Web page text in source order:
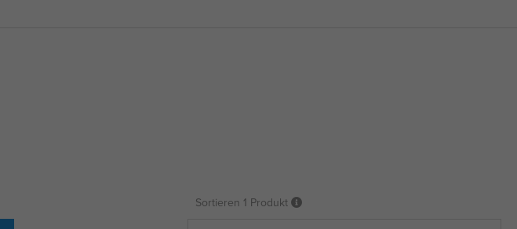
Sortieren 1 Produkt